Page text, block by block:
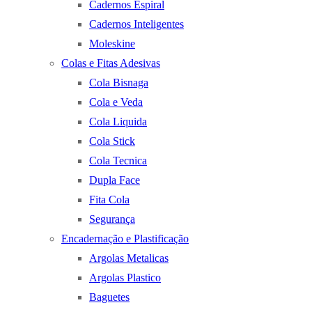
Cadernos Espiral
Cadernos Inteligentes
Moleskine
Colas e Fitas Adesivas
Cola Bisnaga
Cola e Veda
Cola Liquida
Cola Stick
Cola Tecnica
Dupla Face
Fita Cola
Segurança
Encadernação e Plastificação
Argolas Metalicas
Argolas Plastico
Baguetes